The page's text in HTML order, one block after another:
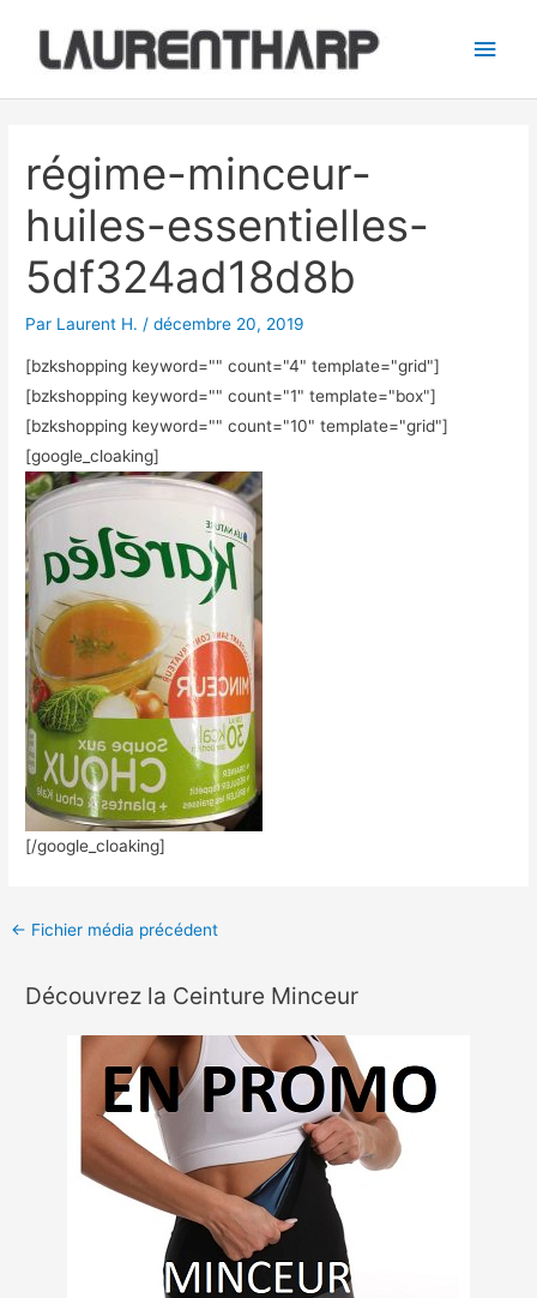
contenu
régime-minceur-
huiles-essentielles-
5df324ad18d8b
Par Laurent H. /décembre 20, 2019
[bzkshopping keyword="" count="4" template="grid"]
[bzkshopping keyword="" count="1" template="box"]
[bzkshopping keyword="" count="10" template="grid"]
[google_cloaking]
[/google_cloaking]
articles
← Fichier média précédent
Découvrez la Ceinture Minceur